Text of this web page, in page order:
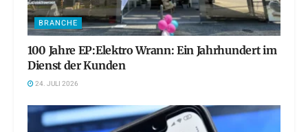
BRANCHE
100 Jahre EP:Elektro Wrann: Ein Jahrhundert im
Dienst der Kunden
24. JULI 2026